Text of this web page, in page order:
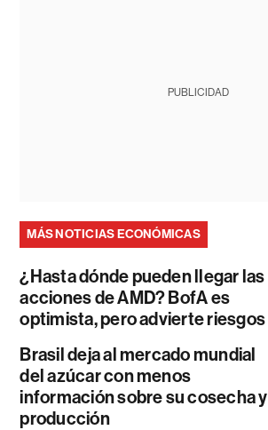
PUBLICIDAD
MÁS NOTICIAS ECONÓMICAS
¿Hasta dónde pueden llegar las
acciones de AMD? BofA es
optimista, pero advierte riesgos
Brasil deja al mercado mundial
del azúcar con menos
información sobre su cosecha y
producción